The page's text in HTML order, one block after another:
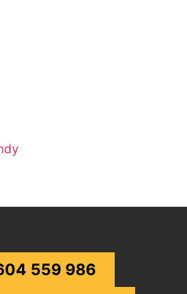
559 986